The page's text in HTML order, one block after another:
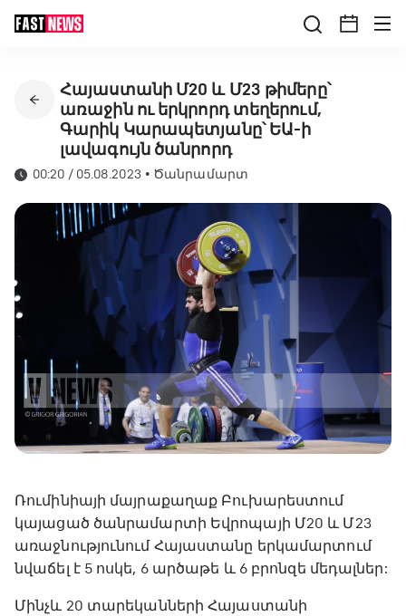
Հայաստանի Մ20 և Մ23 թիմերը՝
առաջին ու երկրորդ տեղերում,
Գարիկ Կարապետյանը՝ ԵԱ-ի
լավագույն ծանրորդ
00:20 / 05.08.2023 • Ծանրամարտ
Ռումինիայի մայրաքաղաք Բուխարեստում
կայացած ծանրամարտի Եվրոպայի Մ20 և Մ23
առաջնությունում Հայաստանը երկամարտում
նվաճել է 5 ոսկե, 6 արծաթե և 6 բրոնզե մեդալներ:
Մինչև 20 տարեկանների Հայաստանի